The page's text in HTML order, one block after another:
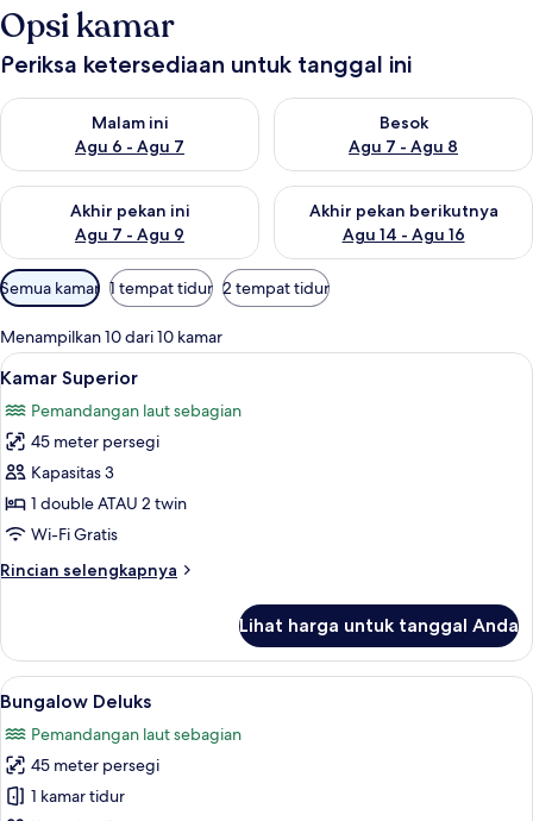
Opsi kamar
Periksa ketersediaan untuk tanggal ini
Malam ini
Agu 6 - Agu 7
Periksa ketersediaan untuk malam ini Agu 6 - Agu 7
Besok
Agu 7 - Agu 8
Periksa ketersediaan untuk
Akhir pekan ini
Agu 7 - Agu 9
Periksa ketersediaan untuk akhir pekan ini Agu 7 - Agu 9
Akhir pekan berikutnya
Agu 14 - Agu 16
Periksa ketersediaan untuk
Filter
tersedia
untuk
kamar
Semua kamar 1 tempat tidur 2 tempat tidur
Menampilkan 10 dari 10 kamar
Lihat
semua
foto
untuk
Kamar
Superior
Kamar Superior | Brankas, meja
6
Kamar Superior
Pemandangan laut sebagian
45 meter persegi
Kapasitas 3
1 double ATAU 2 twin
Wi-Fi Gratis
Rincian selengkapnya
Rincian
Kamar
Superior
Lihat harga untuk tanggal Anda
Lihat
semua
foto
untuk
Bungalow
Bungalow Deluks | Brankas, meja
5
Bungalow Deluks
Pemandangan laut sebagian
45 meter persegi
1 kamar tidur